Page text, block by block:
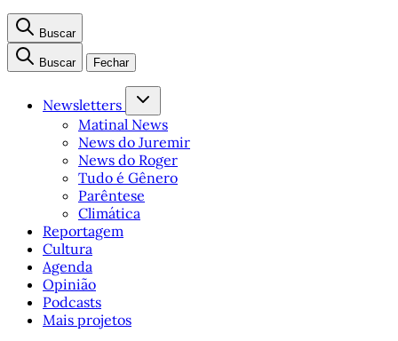
Buscar
Buscar Fechar
Newsletters
Matinal News
News do Juremir
News do Roger
Tudo é Gênero
Parêntese
Climática
Reportagem
Cultura
Agenda
Opinião
Podcasts
Mais projetos